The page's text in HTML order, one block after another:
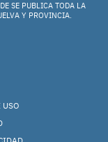
SE PUBLICA TODA LA
Y PROVINCIA.
USO